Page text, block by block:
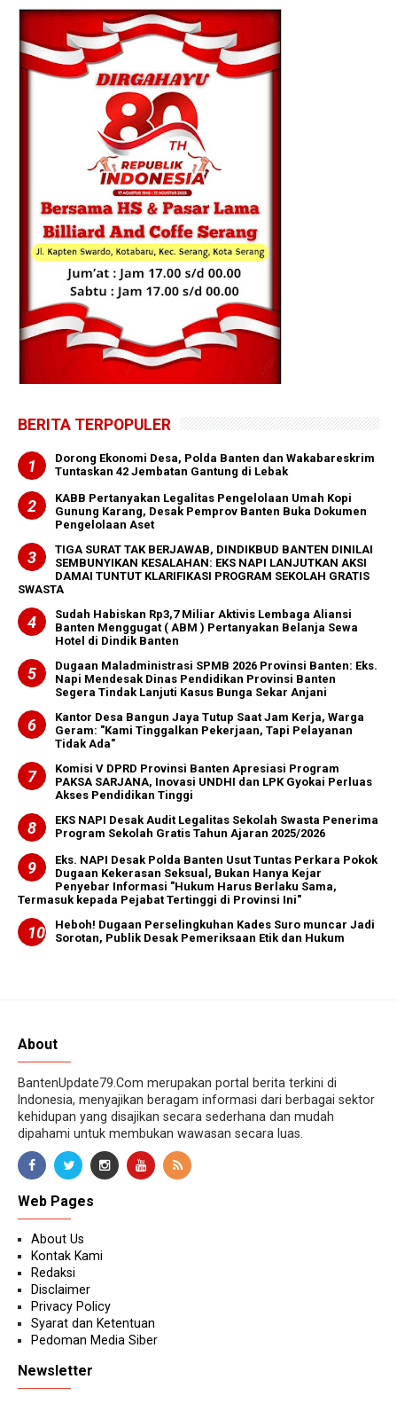
BERITA TERPOPULER
Dorong Ekonomi Desa, Polda Banten dan Wakabareskrim
Tuntaskan 42 Jembatan Gantung di Lebak
KABB Pertanyakan Legalitas Pengelolaan Umah Kopi
Gunung Karang, Desak Pemprov Banten Buka Dokumen
Pengelolaan Aset
TIGA SURAT TAK BERJAWAB, DINDIKBUD BANTEN DINILAI
SEMBUNYIKAN KESALAHAN: EKS NAPI LANJUTKAN AKSI
DAMAI TUNTUT KLARIFIKASI PROGRAM SEKOLAH GRATIS
SWASTA
‎Sudah Habiskan Rp3,7 Miliar ‎Aktivis Lembaga Aliansi
Banten Menggugat ( ABM ) Pertanyakan Belanja Sewa
Hotel di Dindik Banten
Dugaan Maladministrasi SPMB 2026 Provinsi Banten: Eks.
Napi Mendesak Dinas Pendidikan Provinsi Banten
Segera Tindak Lanjuti Kasus Bunga Sekar Anjani
Kantor Desa Bangun Jaya Tutup Saat Jam Kerja, Warga
Geram: "Kami Tinggalkan Pekerjaan, Tapi Pelayanan
Tidak Ada"
Komisi V DPRD Provinsi Banten Apresiasi Program
PAKSA SARJANA, Inovasi UNDHI dan LPK Gyokai Perluas
Akses Pendidikan Tinggi
EKS NAPI Desak Audit Legalitas Sekolah Swasta Penerima
Program Sekolah Gratis Tahun Ajaran 2025/2026
Eks. NAPI Desak Polda Banten Usut Tuntas Perkara Pokok
Dugaan Kekerasan Seksual, Bukan Hanya Kejar
Penyebar Informasi "Hukum Harus Berlaku Sama,
Termasuk kepada Pejabat Tertinggi di Provinsi Ini"
Heboh! Dugaan Perselingkuhan Kades Suro muncar Jadi
Sorotan, Publik Desak Pemeriksaan Etik dan Hukum
About
BantenUpdate79.Com merupakan portal berita terkini di
Indonesia, menyajikan beragam informasi dari berbagai sektor
kehidupan yang disajikan secara sederhana dan mudah
dipahami untuk membukan wawasan secara luas.
Web Pages
About Us
Kontak Kami
Redaksi
Disclaimer
Privacy Policy
Syarat dan Ketentuan
Pedoman Media Siber
Newsletter